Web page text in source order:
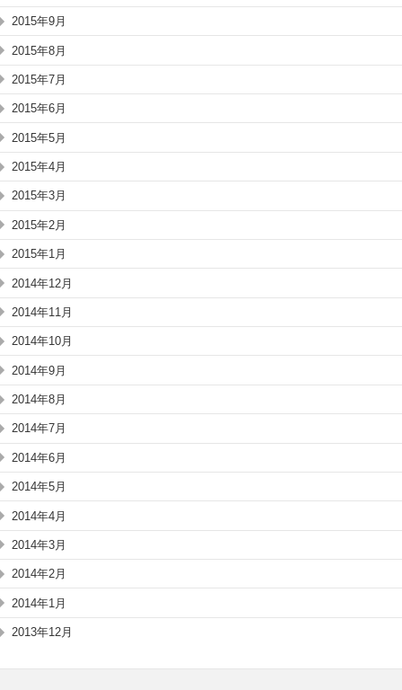
2015年9月
2015年8月
2015年7月
2015年6月
2015年5月
2015年4月
2015年3月
2015年2月
2015年1月
2014年12月
2014年11月
2014年10月
2014年9月
2014年8月
2014年7月
2014年6月
2014年5月
2014年4月
2014年3月
2014年2月
2014年1月
2013年12月